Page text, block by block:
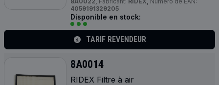
4059191329205
Disponible en stock:
TARIF REVENDEUR
8A0014
RIDEX Filtre à air